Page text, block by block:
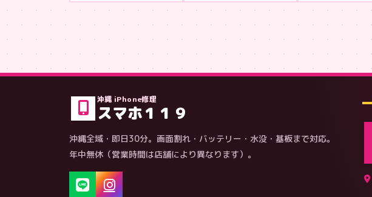
沖縄 iPhone修理
スマホ１１９
沖縄全域・即日30分。画面割れ・バッテリー・水没・基板まで対応。
年中無休（営業時間は店舗により異なります）。